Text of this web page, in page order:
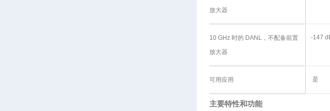
放大器
10 GHz 时的 DANL，不配备前置
放大器
-147
可用应用 是
主要特性和功能